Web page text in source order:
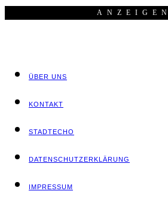
ANZEI­GEN
ÜBER UNS
KON­TAKT
STADT­ECHO
DATEN­SCHUTZ­ER­KLÄ­RUNG
IMPRES­SUM